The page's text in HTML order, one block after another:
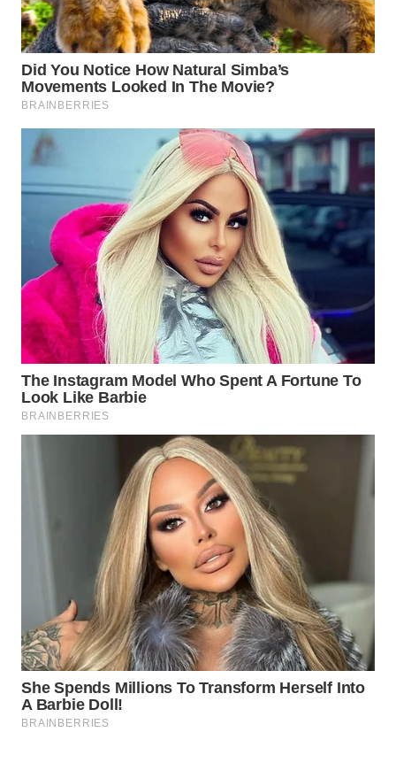
WAHANA
DESA
WISATA
LAPAK
WAHANA
Wahana
KONSUMEN
LISTRIK
MASYARAKAT
KELISTRIKAN
WALINKI
MAWAKA
ID
MKLI
LPKKI
LKKI